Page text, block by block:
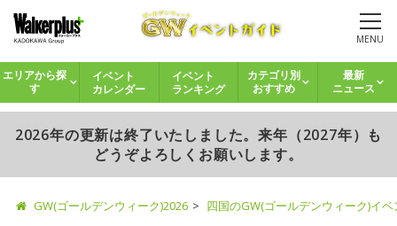
MENU
エリアから探
す
イベント
カレンダー
イベント
ランキング
カテゴリ別
おすすめ
最新
ニュース
2026年の更新は終了いたしました。来年（2027年）も
どうぞよろしくお願いします。
GW(ゴールデンウィーク)2026 四国のGW(ゴールデンウィーク)イ